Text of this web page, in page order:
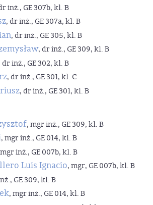
inż., GE 307b, kl. B
, dr inż., GE 307a, kl. B
, dr inż., GE 305, kl. B
, dr inż., GE 309, kl. B
dr inż., GE 302, kl. B
, dr inż., GE 301, kl. C
, dr inż., GE 301, kl. B
, mgr inż., GE 309, kl. B
, mgr inż., GE 014, kl. B
inż., GE 007b, kl. B
Luis Ignacio, mgr, GE 007b, kl. B
GE 309, kl. B
, mgr inż., GE 014, kl. B